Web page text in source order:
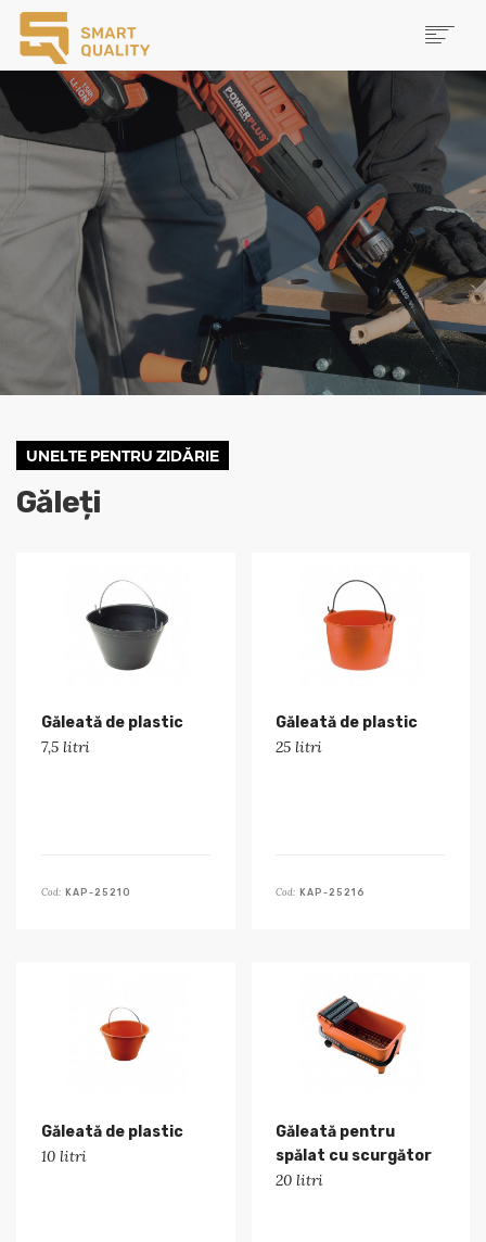
PRODUSE
NOUTĂȚI
MAI MULTE
UNELTE PENTRU ZIDĂRIE
Găleți
Găleată de plastic
7,5 litri
Cod: KAP-25210
Găleată de plastic
25 litri
Cod: KAP-25216
Găleată de plastic
10 litri
Găleată pentru
spălat cu scurgător
20 litri